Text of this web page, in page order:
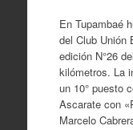
En Tupambaé
del Club Unión
edición N°26
kilómetros. La
un 10° puesto
Ascarate con
Marcelo